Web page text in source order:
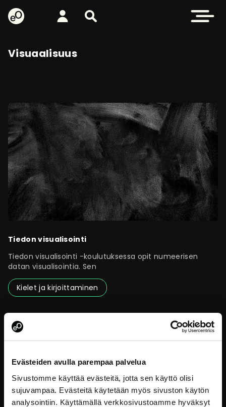
Evästeiden avulla parempaa palvelua
Sivustomme käyttää evästeitä, jotta sen käyttö olisi
sujuvampaa. Evästeitä käytetään myös sivuston käytön
analysointiin. Käyttämällä verkkosivustoamme hyväksyt
eOppiva - Etusivulle
Kirjaudu Etsi sivustolta Avaa
Visuaalisuus
Tiedon visualisointi
Tiedon visualisointi -koulutuksessa opit numeerisen
datan visualisointia. Sen
Kielet ja kirjoittaminen